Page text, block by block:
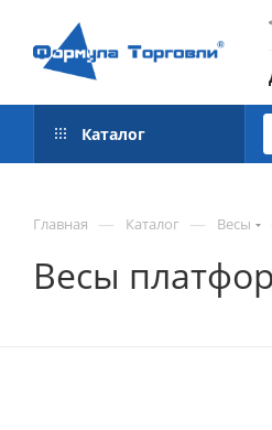
Каталог
Главная — Каталог — Весы
Весы